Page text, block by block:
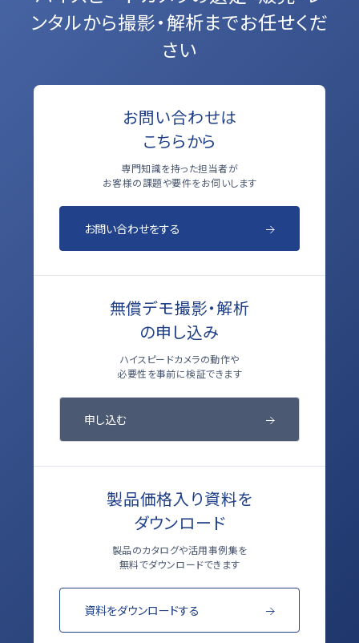
ンタルから撮影・解析までお任せくだ
さい
お問い合わせは
こちらから
専門知識を持った担当者が
お客様の課題や要件をお伺いします
お問い合わせをする
無償デモ撮影・解析
の申し込み
ハイスピードカメラの動作や
必要性を事前に検証できます
申し込む
製品価格入り資料を
ダウンロード
製品のカタログや活用事例集を
無料でダウンロードできます
資料をダウンロードする